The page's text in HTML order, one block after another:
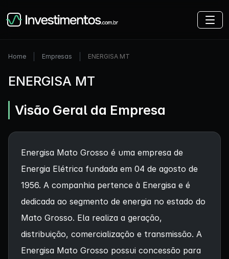
Home Empresas ENERGISA MT
ENERGISA MT
Visão Geral da Empresa
Energisa Mato Grosso é uma empresa de
Energia Elétrica fundada em 04 de agosto de
1956. A companhia pertence à Energisa e é
dedicada ao segmento de energia no estado do
Mato Grosso. Ela realiza a geração,
distribuição, comercialização e transmissão. A
Energisa Mato Grosso possui concessão para